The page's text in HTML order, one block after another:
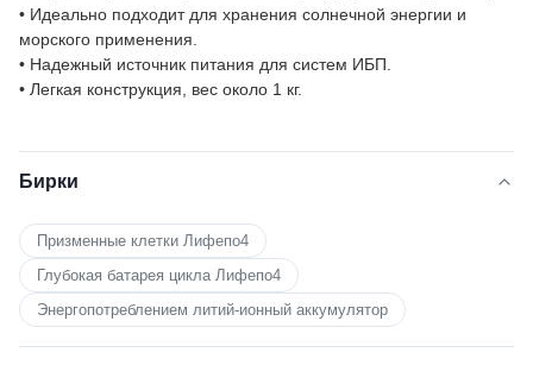
• Идеально подходит для хранения солнечной энергии и
морского применения.
• Надежный источник питания для систем ИБП.
• Легкая конструкция, вес около 1 кг.
Бирки
Призменные клетки Лифепо4
Глубокая батарея цикла Лифепо4
Энергопотреблением литий-ионный аккумулятор